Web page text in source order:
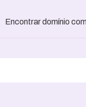
Encontrar domínio